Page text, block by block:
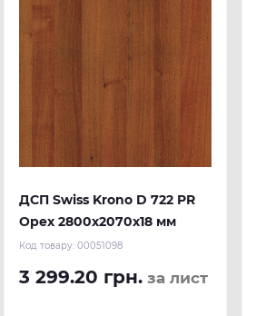
ДСП Swiss Krono D 722 PR
Орех 2800х2070х18 мм
Код товару: 00051098
3 299.20 грн. за лист